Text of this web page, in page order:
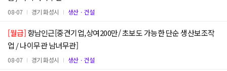
08-07 경기 화성시 생산ㆍ건설
[월급]
업 / 나이무관 남녀무관]
08-07 경기 화성시 생산ㆍ건설